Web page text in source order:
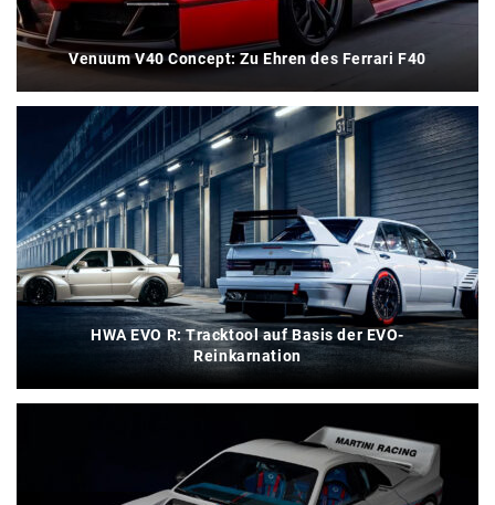
Venuum V40 Concept: Zu Ehren des Ferrari F40
HWA EVO R: Tracktool auf Basis der EVO-
Reinkarnation